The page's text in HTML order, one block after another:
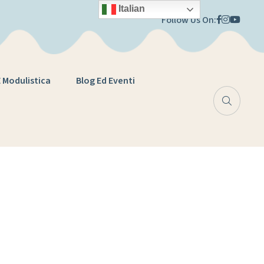
Follow Us On:
Modulistica Blog Ed Eventi
Italian